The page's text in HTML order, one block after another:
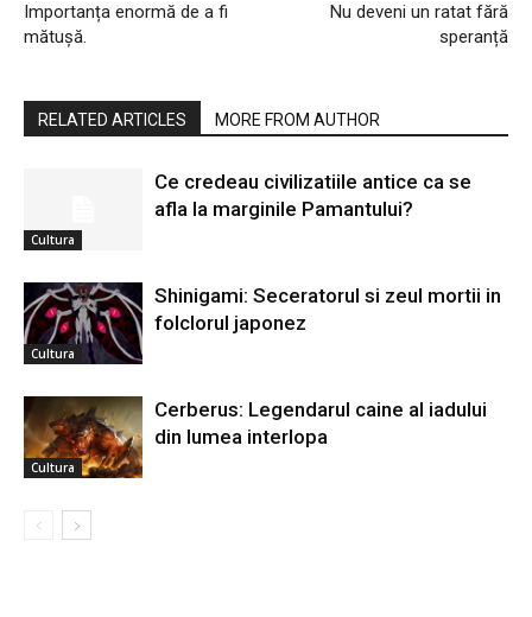
Importanța enormă de a fi
mătușă.
Nu deveni un ratat fără
speranță
RELATED ARTICLES MORE FROM AUTHOR
Cultura
Ce credeau civilizatiile antice ca se
afla la marginile Pamantului?
Cultura
Shinigami: Seceratorul si zeul mortii in
folclorul japonez
Cultura
Cerberus: Legendarul caine al iadului
din lumea interlopa